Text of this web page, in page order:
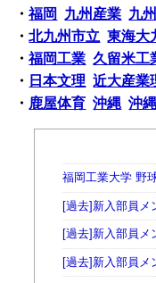
・福岡 九州産業 九
・北九州市立 東海大
・福岡工業 久留米工
・ 日本文理 近大産業
・ 鹿屋体育 沖縄 沖
福岡工業大学 野
[過去]新入部員メ
[過去]新入部員メ
[過去]新入部員メ